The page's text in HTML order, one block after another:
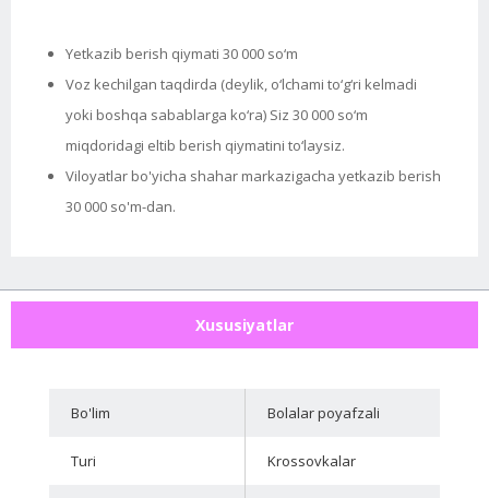
Yetkazib berish qiymati 30 000 so‘m
Voz kechilgan taqdirda (deylik, o‘lchami to‘g‘ri kelmadi
yoki boshqa sabablarga ko‘ra) Siz 30 000 so‘m
miqdoridagi eltib berish qiymatini to‘laysiz.
Viloyatlar bo'yicha shahar markazigacha yetkazib berish
30 000 so'm-dan.
Xususiyatlar
Bo'lim Bolalar poyafzali
Turi Krossovkalar